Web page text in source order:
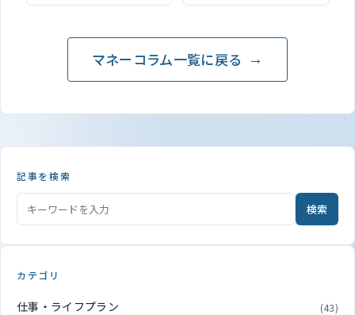
組みも創設
マネーコラム一覧に戻る
記事を検索
検索
カテゴリ
仕事・ライフプラン (43)